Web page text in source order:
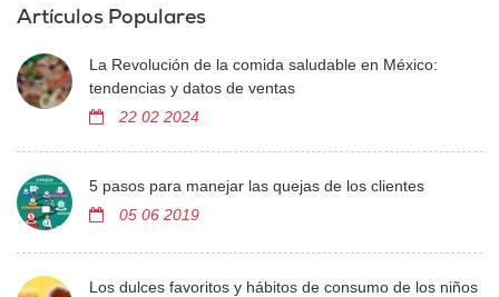
Artículos Populares
La Revolución de la comida saludable en México:
tendencias y datos de ventas
22 02 2024
5 pasos para manejar las quejas de los clientes
05 06 2019
Los dulces favoritos y hábitos de consumo de los niños